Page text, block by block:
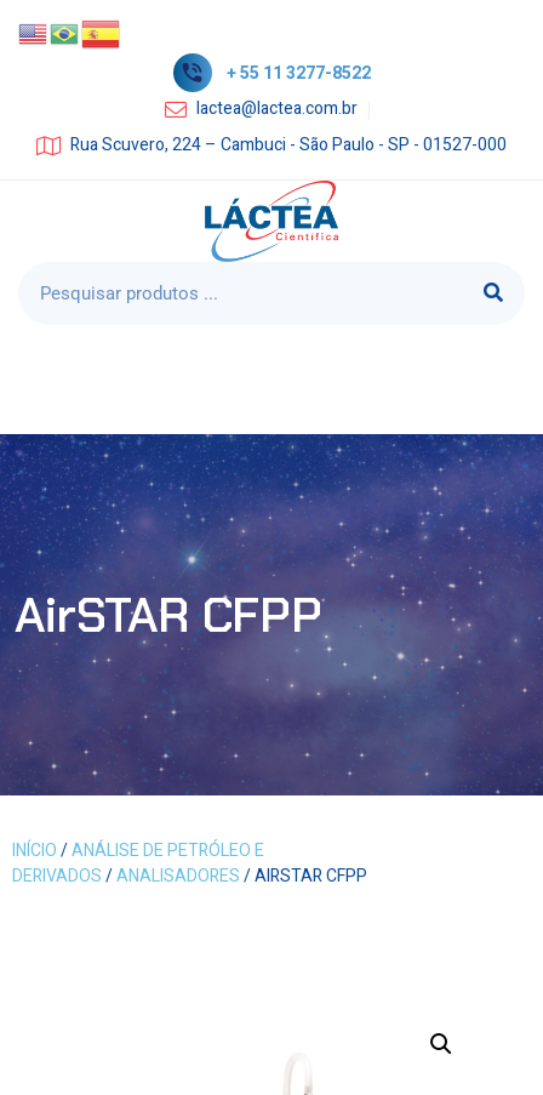
+ 55 11 3277-8522
lactea@lactea.com.br
Rua Scuvero, 224 – Cambuci - São Paulo - SP - 01527-000
AirSTAR CFPP
INÍCIO/ANÁLISE DE PETRÓLEO E
DERIVADOS/ANALISADORES/ AIRSTAR CFPP